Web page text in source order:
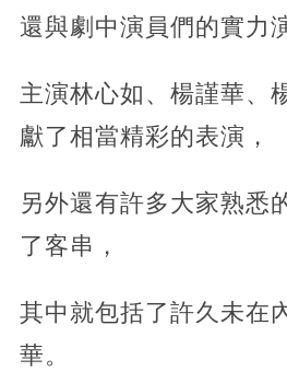
還與劇中演員們的實力
主演林心如、楊謹華、
獻了相當精彩的表演，
另外還有許多大家熟悉
了客串，
其中就包括了許久未在
華。